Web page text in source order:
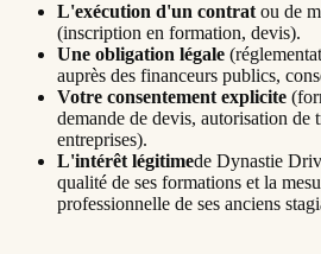
L'exécution d'un contrat ou de
(inscription en formation, devis).
Une obligation légale
auprès des financeurs publics,
Votre consentement explicite
demande de devis, autorisation de
entreprises).
L'intérêt légitimede Dynastie
qualité de ses formations et la
professionnelle de ses anciens